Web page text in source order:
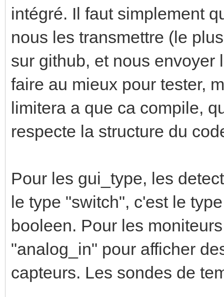
intégré. Il faut simplement
nous les transmettre (le
sur github, et nous envoyer
faire au mieux pour tester,
limitera a que ca compile,
respecte la structure du
Pour les gui_type, les
le type "switch", c'est le
booleen. Pour les
"analog_in" pour afficher
capteurs. Les sondes de